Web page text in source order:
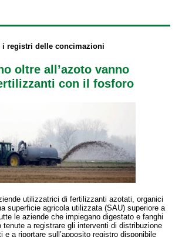
i registri delle concimazioni
oltre all’azoto vanno
con il fosforo
utilizzatrici di fertilizzanti azotati, organici
superficie agricola utilizzata (SAU) superiore a
le aziende che impiegano digestato e fanghi
tenute a registrare gli interventi di distribuzione
e a riportare sull’apposito registro disponibile